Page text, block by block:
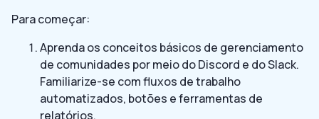
Para começar:
Aprenda os conceitos básicos de gerenciamento
de comunidades por meio do Discord e do Slack.
Familiarize-se com fluxos de trabalho
automatizados, botões e ferramentas de
relatórios.